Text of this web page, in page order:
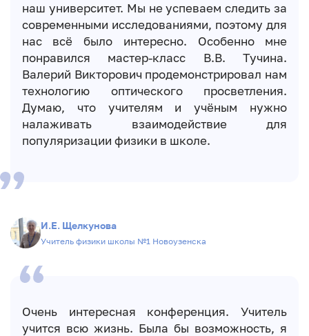
наш университет. Мы не успеваем следить за
современными исследованиями, поэтому для
нас всё было интересно. Особенно мне
понравился мастер-класс В.В. Тучина.
Валерий Викторович продемонстрировал нам
технологию оптического просветления.
Думаю, что учителям и учёным нужно
налаживать взаимодействие для
популяризации физики в школе.
И.Е. Щелкунова
Учитель физики школы №1 Новоузенска
Очень интересная конференция. Учитель
учится всю жизнь. Была бы возможность, я